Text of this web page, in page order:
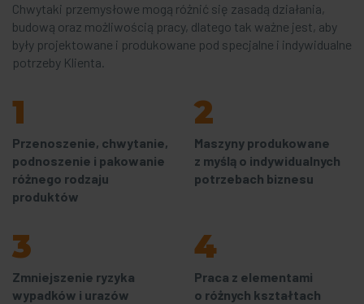
Chwytaki przemysłowe mogą różnić się zasadą działania,
budową oraz możliwością pracy, dlatego tak ważne jest, aby
były projektowane i produkowane pod specjalne i indywidualne
potrzeby Klienta.
1
Przenoszenie, chwytanie,
podnoszenie i pakowanie
różnego rodzaju
produktów
2
Maszyny produkowane
z myślą o indywidualnych
potrzebach biznesu
3
Zmniejszenie ryzyka
wypadków i urazów
4
Praca z elementami
o różnych kształtach